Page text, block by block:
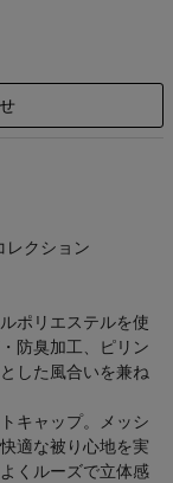
レクション
ポリエステルを使
防臭加工、ピリン
した風合いを兼ね
キャップ。メッシ
適な被り心地を実
くルーズで立体感